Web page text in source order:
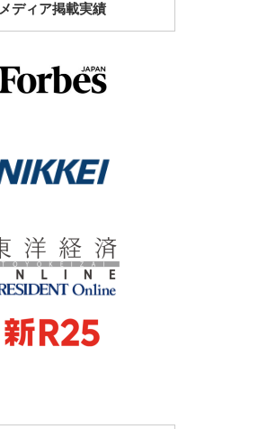
メディア掲載実績